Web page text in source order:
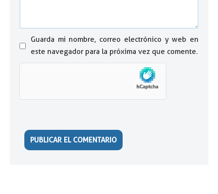
Guarda mi nombre, correo electrónico y web en
este navegador para la próxima vez que comente.